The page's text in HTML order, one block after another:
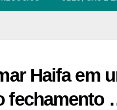
Haifa em
fechamento